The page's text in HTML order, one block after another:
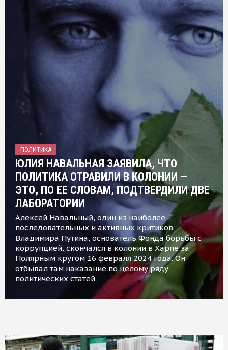
ПОЛИТИКА
ЮЛИЯ НАВАЛЬНАЯ ЗАЯВИЛА, ЧТО
ПОЛИТИКА ОТРАВИЛИ В КОЛОНИИ —
ЭТО, ПО ЕЕ СЛОВАМ, ПОДТВЕРДИЛИ ДВЕ
ЛАБОРАТОРИИ
Алексей Навальный, один из наиболее
последовательных и активных критиков
Владимира Путина, основатель Фонда борьбы с
коррупцией, скончался в колонии в Харпе за
Полярным кругом 16 февраля 2024 года. Он
отбывал там наказание по целому ряду
политических статей